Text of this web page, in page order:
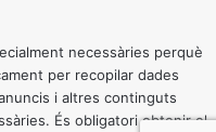
necessàries perquè
per recopilar dades
i altres continguts
És obligatori obtenir el